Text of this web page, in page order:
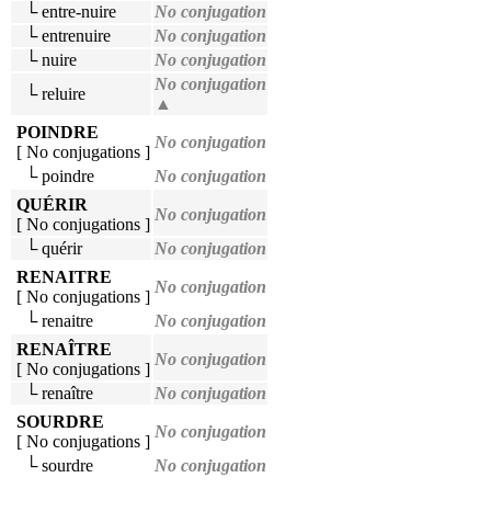
└ entre-nuire
No conjugation
└ entrenuire
No conjugation
└ nuire
No conjugation
└ reluire
No conjugation
▲
POINDRE
[ No conjugations ]
No conjugation
└ poindre
No conjugation
QUÉRIR
[ No conjugations ]
No conjugation
└ quérir
No conjugation
RENAITRE
[ No conjugations ]
No conjugation
└ renaitre
No conjugation
RENAÎTRE
[ No conjugations ]
No conjugation
└ renaître
No conjugation
SOURDRE
[ No conjugations ]
No conjugation
└ sourdre
No conjugation